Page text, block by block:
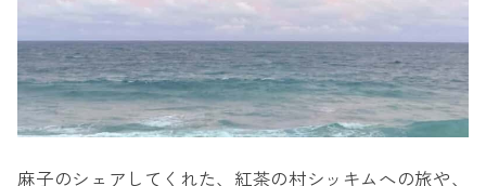
麻子のシェアしてくれた、紅茶の村シッキムへの旅や、